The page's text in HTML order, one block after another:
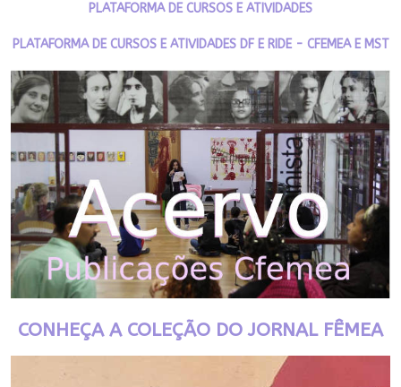
PLATAFORMA DE CURSOS E ATIVIDADES
PLATAFORMA DE CURSOS E ATIVIDADES DF E RIDE - CFEMEA E MST
CONHEÇA A COLEÇÃO DO JORNAL FÊMEA